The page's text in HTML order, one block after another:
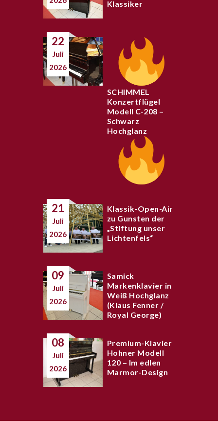
Klassiker
22
Juli
2026
SCHIMMEL
Konzertflügel
Modell C-208 –
Schwarz
Hochglanz
21
Juli
2026
Klassik-Open-Air
zu Gunsten der
„Stiftung unser
Lichtenfels“
09
Juli
2026
Samick
Markenklavier in
Weiß Hochglanz
(Klaus Fenner /
Royal George)
08
Juli
2026
Premium-Klavier
Hohner Modell
120 – Im edlen
Marmor-Design